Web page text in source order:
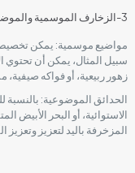
3-الزخارف الموسمية والموضوعية
مواضيع موسمية: يمكن تخصيص
سبيل المثال، يمكن أن تحتوي
زهور ربيعية، أو فواكه
الحدائق الموضوعية:
الاستوائية، أو البحر الأبيض
المزخرفة باليد لتعزيز وتعزيز